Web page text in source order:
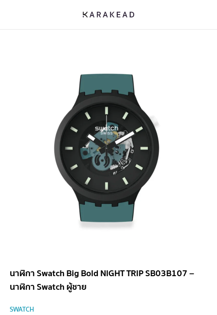
นาฬิกา Swatch Big Bold NIGHT TRIP SB03B107 –
นาฬิกา Swatch ผู้ชาย
SWATCH